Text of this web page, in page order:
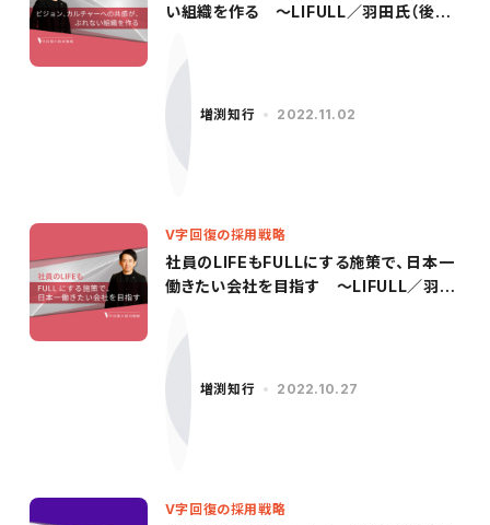
い組織を作る ～LIFULL／羽田氏（後
増渕知行 2022.11.02
V字回復の採用戦略
社員のLIFEもFULLにする施策で、日本一
働きたい会社を目指す 〜LIFULL／羽田
増渕知行 2022.10.27
V字回復の採用戦略